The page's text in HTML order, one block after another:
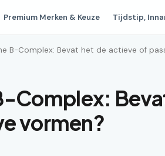
Premium Merken & Keuze Tijdstip,
B-Complex: Bevat het de actieve of
Complex:
vormen?